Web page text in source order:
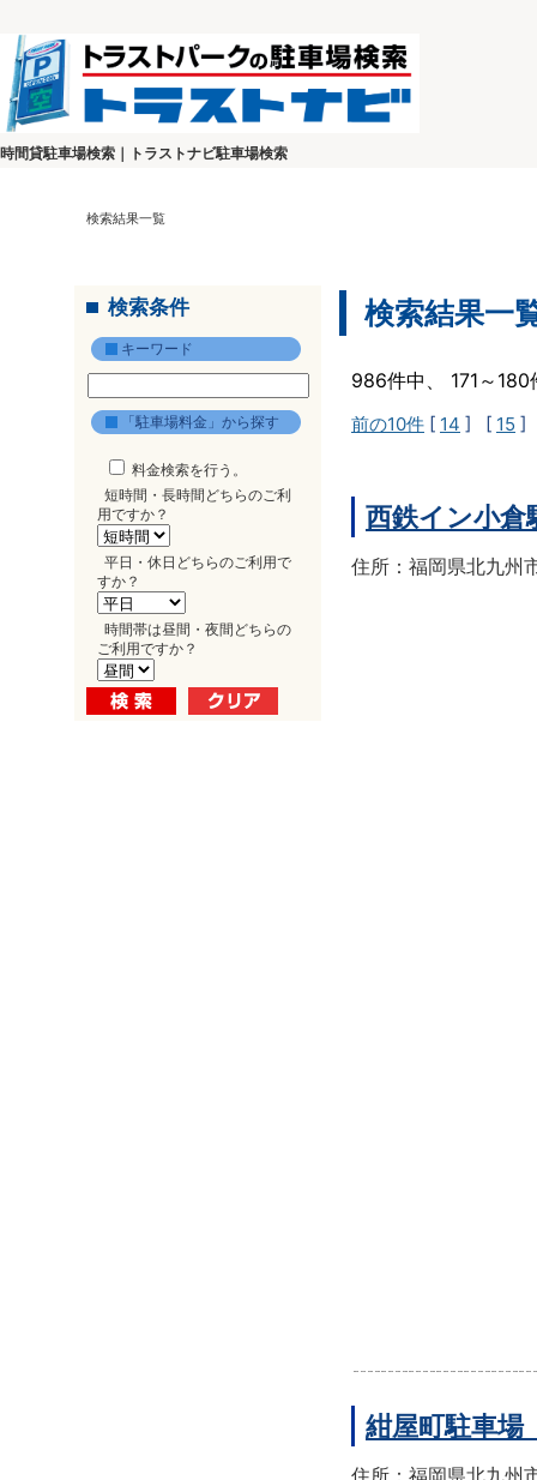
時間貸駐車場検索｜トラストナビ駐車場検索
検索結果一覧
検索条件
キーワード
「駐車場料金」から探す
料金検索を行う。
短時間・長時間どちらのご利
用ですか？
平日・休日どちらのご利用で
すか？
時間帯は昼間・夜間どちらの
ご利用ですか？
検索結果一
986件中、 171～
前の10件 [ 14 ] [ 15 ]
西鉄イン小倉
住所：福岡県北九州
紺屋町駐車場
住所：福岡県北九州